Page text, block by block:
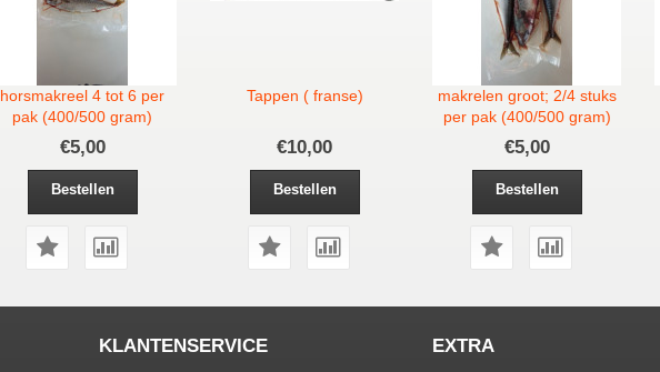
horsmakreel 4 tot 6 per
pak (400/500 gram)
€5,00
Bestellen
Tappen ( franse)
€10,00
Bestellen
makrelen groot; 2/4 stuks
per pak (400/500 gram)
€5,00
Bestellen
KLANTENSERVICE EXTRA